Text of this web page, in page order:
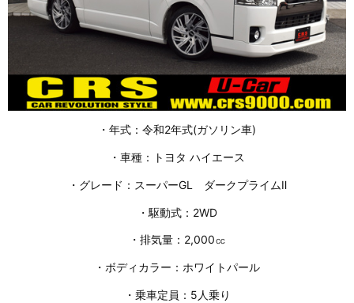
・年式：令和2年式(ガソリン車)
・車種：トヨタ ハイエース
・グレード：スーパーGL ダークプライムⅡ
・駆動式：2WD
・排気量：2,000㏄
・ボディカラー：ホワイトパール
・乗車定員：5人乗り